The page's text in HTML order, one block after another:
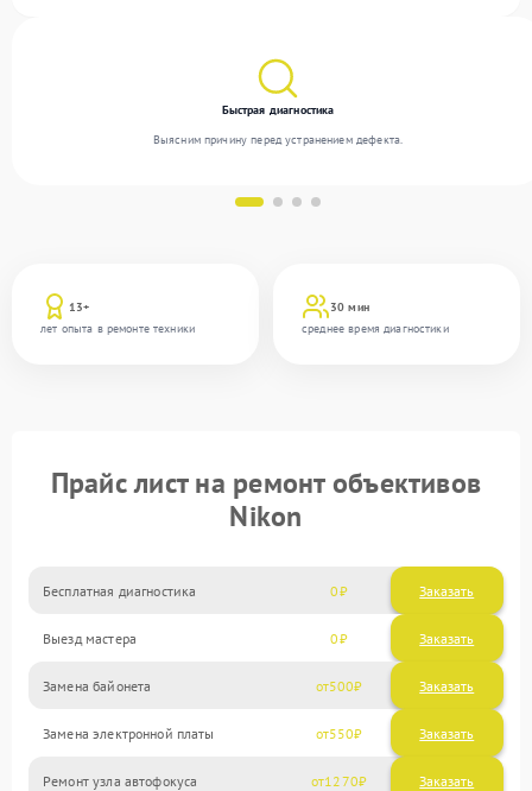
13+
лет опыта в ремонте техники
30 мин
среднее время диагностики
Быстрая диагностика
Выясним причину перед устранением дефекта.
Прайс лист на ремонт объективов
Nikon
Бесплатная диагностика 0 Заказать
Выезд мастера 0 Заказать
Замена байонета 500
Замена электронной платы 550
Ремонт узла автофокуса 1270